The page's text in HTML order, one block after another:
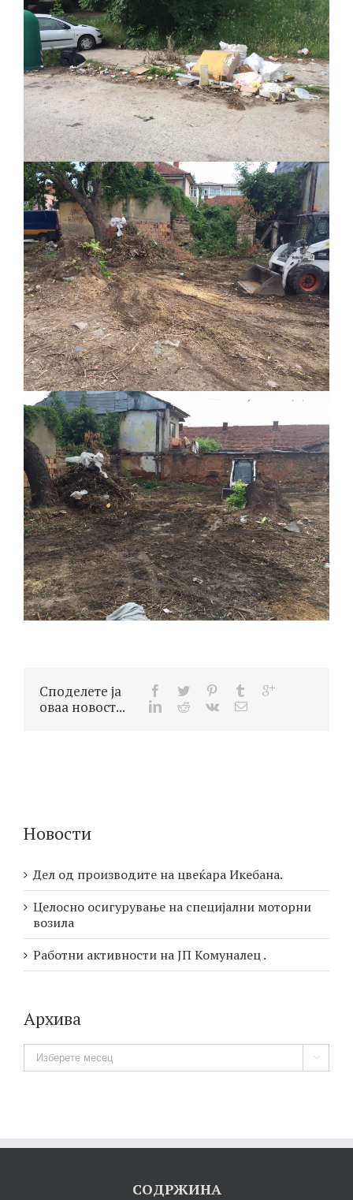
Споделете ја
оваа новост...
Новости
Дел од производите на цвеќара Икебана.
Целосно осигурување на специјални моторни
возила
Работни активности на ЈП Комуналец .
Архива

СОДРЖИНА